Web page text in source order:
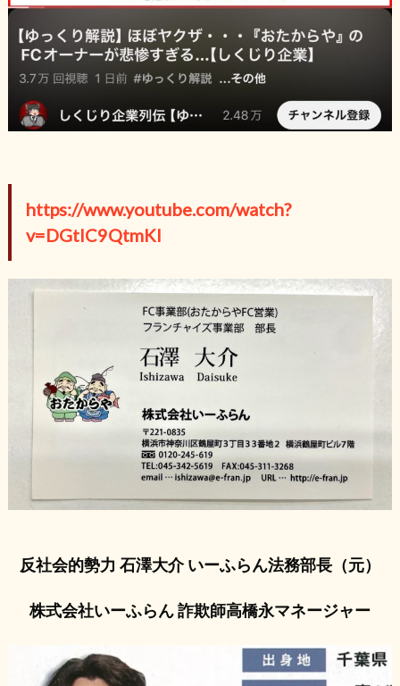
https://www.youtube.com/watch?
v=DGtIC9QtmKI
反社会的勢力 石澤大介 いーふらん法務部長（元）
株式会社いーふらん 詐欺師高橋永マネージャー